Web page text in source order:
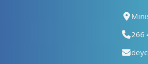
266